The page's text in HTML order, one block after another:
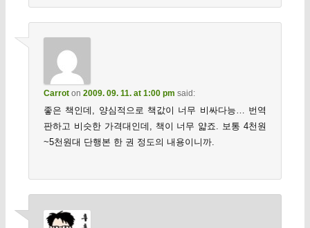
Carroton 2009. 09. 11. at 1:00 pm said:
좋은 책인데, 양심적으로 책값이 너무 비싸다능… 번역
판하고 비슷한 가격대인데, 책이 너무 얇죠. 보통 4천원
~5천원대 단행본 한 권 정도의 내용이니까.